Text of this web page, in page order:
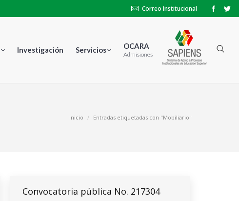
Correo Institucional
Investigación Servicios OCARA
Admisiones
Inicio Entradas etiquetadas con "Mobiliario"
Convocatoria pública No. 217304